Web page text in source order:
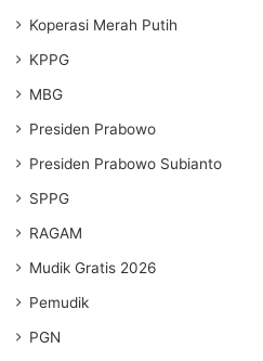
Koperasi Merah Putih
KPPG
MBG
Presiden Prabowo
Presiden Prabowo Subianto
SPPG
RAGAM
Mudik Gratis 2026
Pemudik
PGN